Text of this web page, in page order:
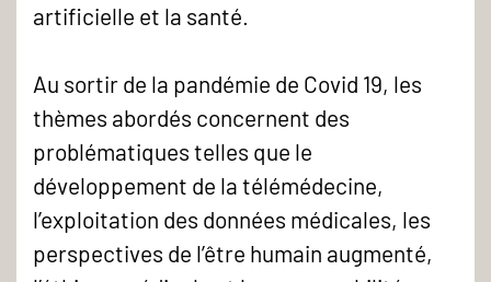
artificielle et la santé.
Au sortir de la pandémie de Covid 19, les
thèmes abordés concernent des
problématiques telles que le
développement de la télémédecine,
l’exploitation des données médicales, les
perspectives de l’être humain augmenté,